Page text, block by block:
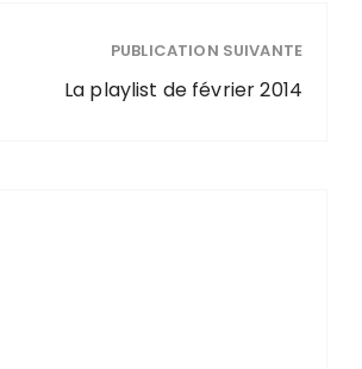
PUBLICATION SUIVANTE
La playlist de février 2014